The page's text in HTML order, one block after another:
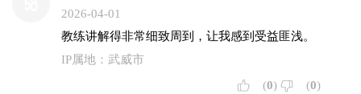
2026-04-01
教练讲解得非常细致周到，让我感到受益匪浅。
IP属地：武威市
(0) (0)